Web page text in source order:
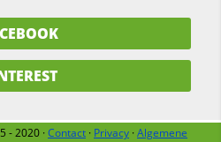
- 2020 ·Contact · Privacy ·Algemene